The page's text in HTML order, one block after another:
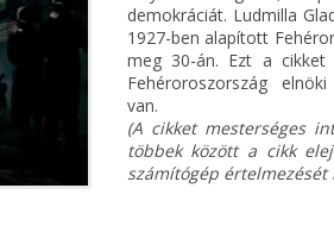
demokráciát. Ludmilla
1927-ben alapított
meg 30-án. Ezt a
Fehéroroszország
van.
(A cikket mesterséges
többek között a cikk
számítógép